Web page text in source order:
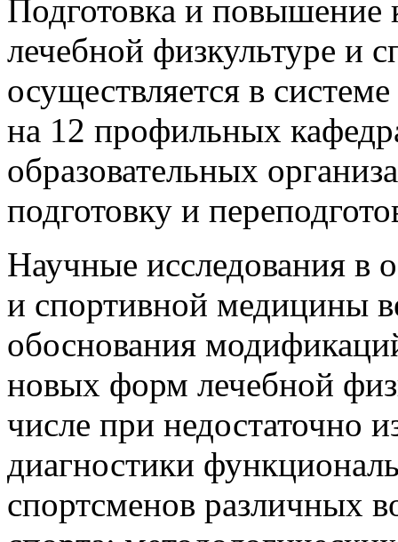
Подготовка и повышение
лечебной физкультуре и
осуществляется в
на 12 профильных
образовательных
подготовку и
Научные исследования в
и спортивной медицины
обоснования
новых форм лечебной
числе при недостаточно
диагностики
спортсменов различных